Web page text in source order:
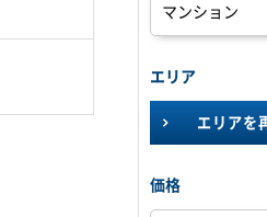
エリア
エリアを
価格